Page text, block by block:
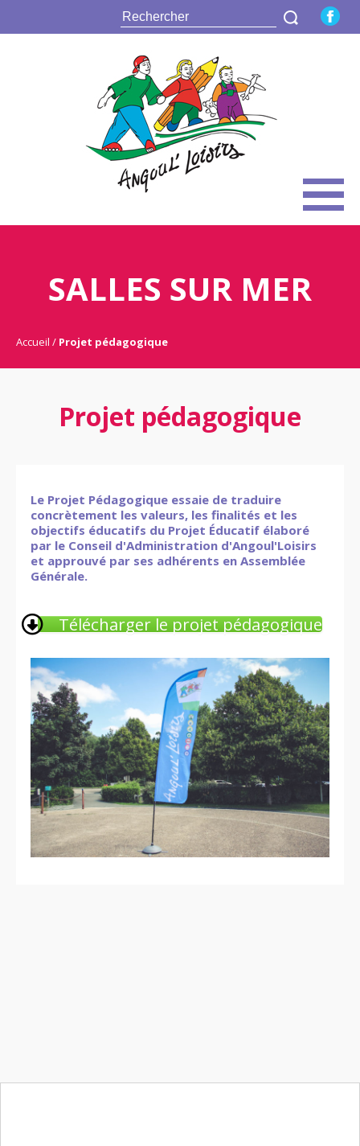
SALLES SUR MER
Accueil Projet pédagogique
Projet pédagogique
Le Projet Pédagogique essaie de traduire
concrètement les valeurs, les finalités et les
objectifs éducatifs du Projet Éducatif élaboré
par le Conseil d'Administration d'Angoul'Loisirs
et approuvé par ses adhérents en Assemblée
Générale.
Télécharger le projet pédagogique